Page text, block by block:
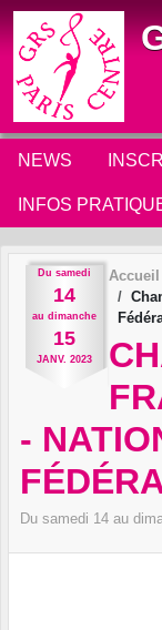
NEWS
INFOS
Du samedi
14
au dimanche
15
JANV. 2023
Accueil
-
Du samedi 14 au
Panneau de gestion